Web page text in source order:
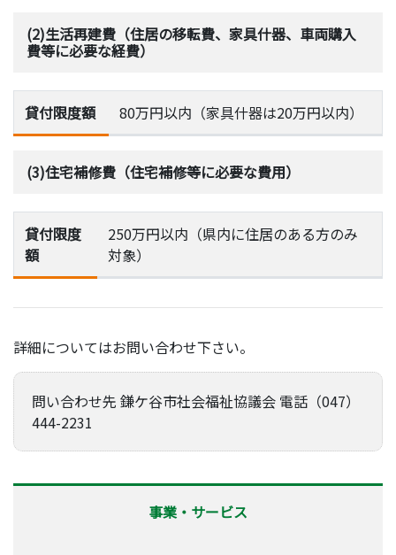
(2)生活再建費（住居の移転費、家具什器、車両購入
費等に必要な経費）
貸付限度額 80万円以内（家具什器は20万円以内）
(3)住宅補修費（住宅補修等に必要な費用）
貸付限度
額
250万円以内（県内に住居のある方のみ
対象）
詳細についてはお問い合わせ下さい。
問い合わせ先 鎌ケ谷市社会福祉協議会 電話（047）
444-2231
事業・サービス